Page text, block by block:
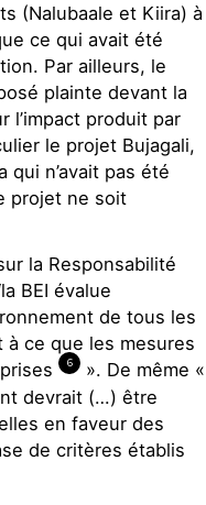
(Nalubaale et Kiira) à
ce qui avait été
Par ailleurs, le
plainte devant la
l’impact produit par
le projet Bujagali,
qui n’avait pas été
projet ne soit
la Responsabilité
BEI évalue
de tous les
à ce que les mesures
6
». De même «
devrait (…) être
en faveur des
de critères établis